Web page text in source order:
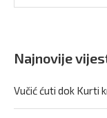
Najnovije
Vučić ćuti dok Kurti